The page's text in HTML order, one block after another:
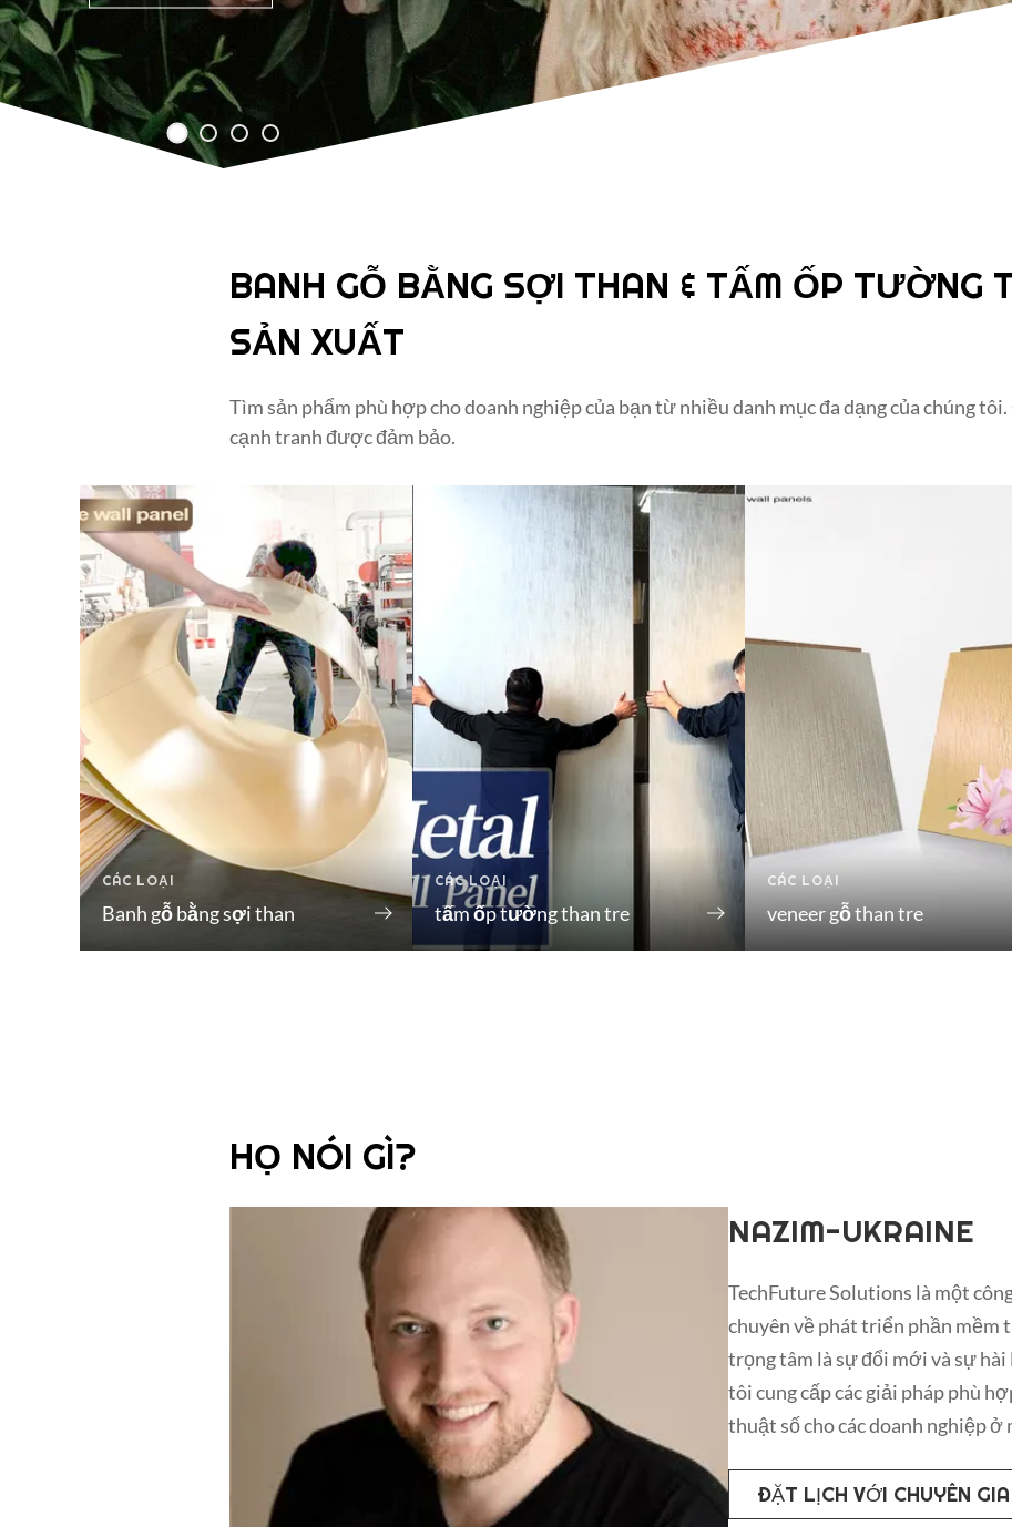
BANH GỖ BẰNG SỢI THAN & TẤM ỐP TƯỜNG
SẢN XUẤT
Tìm sản phẩm phù hợp cho doanh nghiệp của bạn từ nhiều danh mục đa dạng của chúng
cạnh tranh được đảm bảo.
CÁC LOẠI
Banh gỗ bằng sợi than
CÁC LOẠI
tấm ốp tường than tre
CÁC LOẠI
veneer gỗ than tre
HỌ NÓI GÌ?
ALLEN TANG
DesignCraft Studios là một công
tưởng vào cuộc sống thông qua
thương hiệu và tiếp thị kỹ thuật
thiết kế và nhà tiếp thị tài năng
các giải pháp hình ảnh độc đáo và
ĐẶT LỊCH VỚI CHUYÊN